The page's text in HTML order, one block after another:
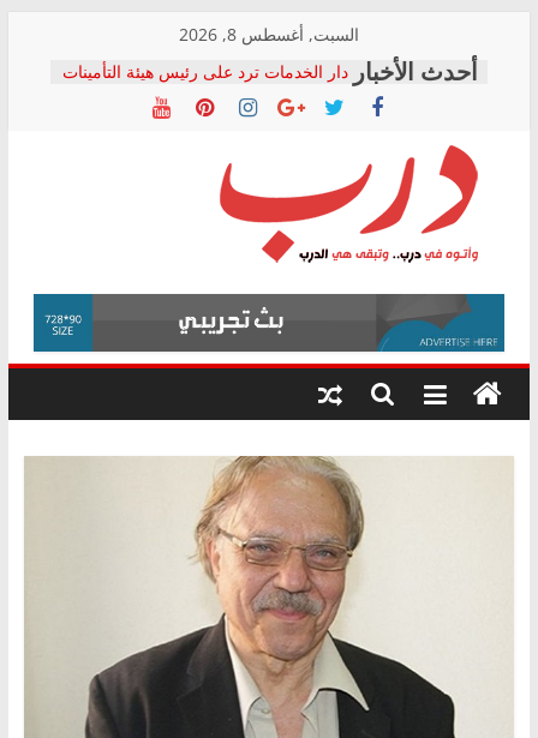
content
السبت, أغسطس 8, 2026
دار الخدمات ترد على رئيس هيئة التأمينات
بعد مؤتمره الصحفي: إنكار الأزمة لا ينهي
معاناة أصحاب المعاشات.. ونطالب بكشف
فرحات سليمان يكتب: القطاع الصحي إلى
أين؟
حزب التحالف الشعبي يطلق لجنة “الحق
في الصحة” بالإسكندرية لرصد الانتهاكات
ودعم المرضى
الوزاري لمدينة الصحفيين.. وانتهاء أعمال
إنشاء المبنى الإداري
المجلس القومي لحقوق الإنسان يعلن
متابعة قضية الدكتور محمد زهران.. ويؤكد:
قرينة البراءة وضمانات المحاكمة العادلة
درب
وأتوه
درب..
وتبقى
هي